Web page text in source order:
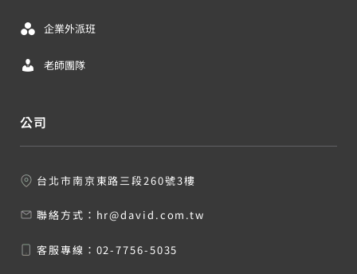
企業外派班
老師團隊
公司
台北市南京東路三段260號3樓
聯絡方式： hr@david.com.tw
客服專線： 02-7756-5035